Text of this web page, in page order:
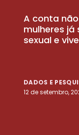
A conta
mulheres
sexual e
DADOS E
12 de setembro,